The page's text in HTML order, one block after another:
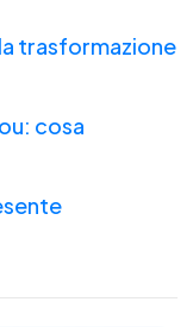
trasformazione
cosa